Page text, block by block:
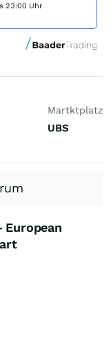
23:00 Uhr
Martktplatz
UBS
European